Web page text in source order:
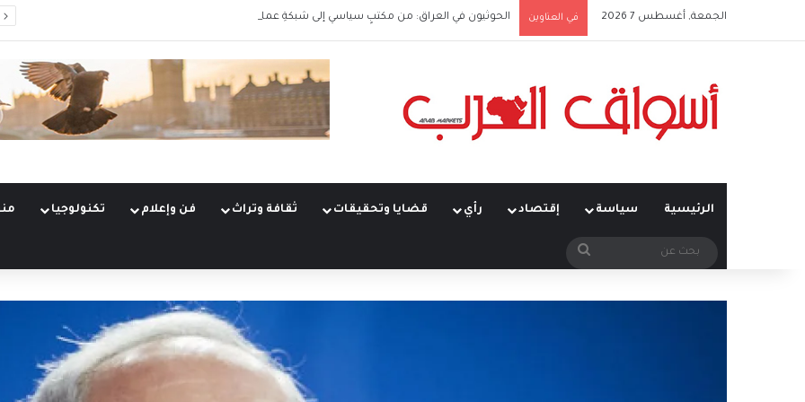
الجمعة, أغسطس 7 2026 في العناوين الحوثيون في العراق: من مكتبٍ سياسي إلى شبكةِ عمليّات
الرئيسية سياسة إقتصاد رأي قضايا وتحقيقات ثقافة وتراث فن وإعلام تكنولوجيا
بحث